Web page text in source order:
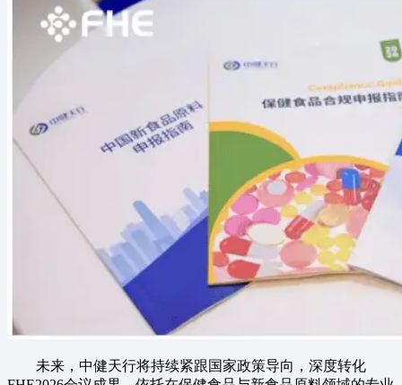
未来，中健天行将持续紧跟国家政策导向，深度转化